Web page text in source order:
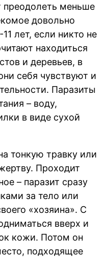
меньше
довольно
лет, если никто не
находиться
и деревьев, в
себя чувствуют и
Паразиты
– воду,
в виде сухой
тонкую травку или
Проходит
– паразит сразу
за тело или
«хозяина». С
вверх и
кожи. Потом он
подходящее